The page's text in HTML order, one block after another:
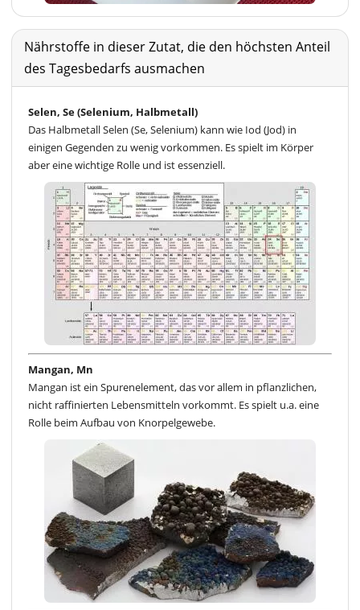
Nährstoffe in dieser Zutat, die den höchsten Anteil
des Tagesbedarfs ausmachen
Selen, Se (Selenium, Halbmetall)
Das Halbmetall Selen (Se, Selenium) kann wie Iod (Jod) in
einigen Gegenden zu wenig vorkommen. Es spielt im Körper
aber eine wichtige Rolle und ist essenziell.
Mangan, Mn
Mangan ist ein Spurenelement, das vor allem in pflanzlichen,
nicht raffinierten Lebensmitteln vorkommt. Es spielt u.a. eine
Rolle beim Aufbau von Knorpelgewebe.